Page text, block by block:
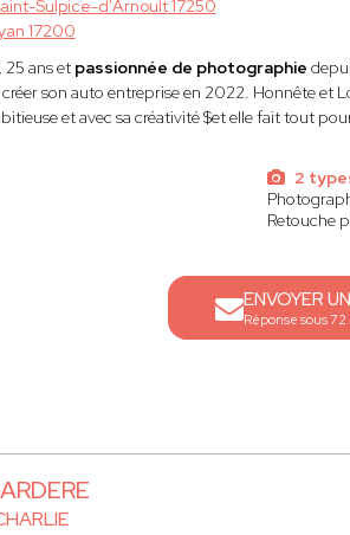
Sulpice-d'Arnoult 17250
17200
25 ans et passionnée de photographie
son auto entreprise en 2022. Honnête et
et avec sa créativité $et elle fait tout
2
Retouche
ENVOYER
Réponse sous